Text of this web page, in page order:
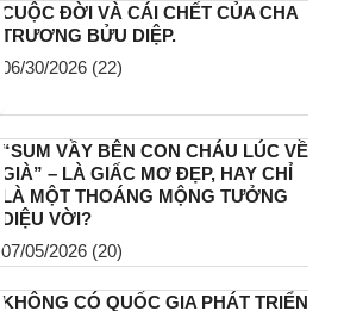
CUỘC ĐỜI VÀ CÁI CHẾT CỦA CHA
TRƯƠNG BỬU DIỆP.
06/30/2026 (22)
“SUM VẦY BÊN CON CHÁU LÚC VỀ
GIÀ” – LÀ GIẤC MƠ ĐẸP, HAY CHỈ
LÀ MỘT THOÁNG MỘNG TƯỞNG
DIỆU VỜI?
07/05/2026 (20)
KHÔNG CÓ QUỐC GIA PHÁT TRIỂN